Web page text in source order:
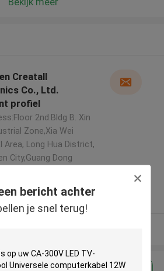
bericht achter
je snel terug!
Creatall
Co., Ltd.
profiel
2nd.Bldg B. Xin
Zone,Xia Wei
Area, Long Hua District,
City,Guang Dong
Leverancier